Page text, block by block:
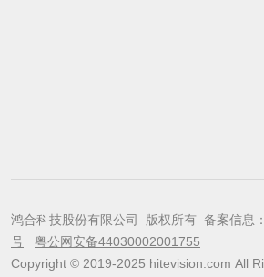
鸿合科技股份有限公司 版权所有 备案信息：
号
粤公网安备44030002001755
Copyright © 2019-2025 hitevision.com All